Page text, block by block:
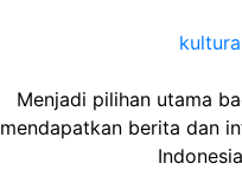
Menjadi pilihan utama
mendapatkan berita dan